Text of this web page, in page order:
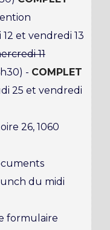
et vendredi 13
11
- COMPLET
25 et vendredi
26, 1060
du midi
formulaire